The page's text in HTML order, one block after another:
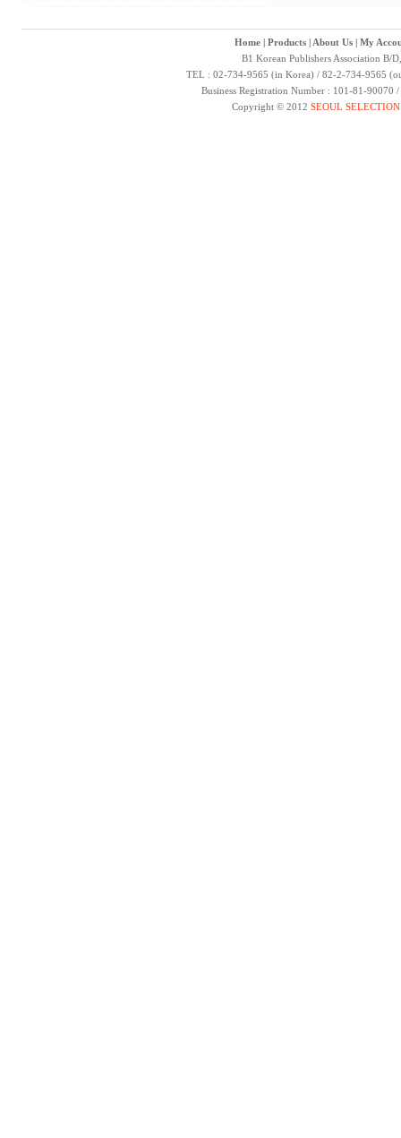
Home| Products| About Us| My
B1 Korean Publishers Association B/
TEL : 02-734-9565 (in Korea) / 82-2-734-9565
Business Registration Number : 101-81-
Copyright © 2012 SEOUL SELECTION